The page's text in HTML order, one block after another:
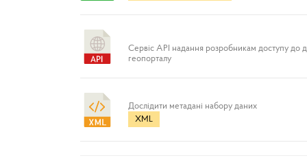
Сервіс API надання розробникам доступу до
геопорталу
Дослідити метадані набору даних
XML